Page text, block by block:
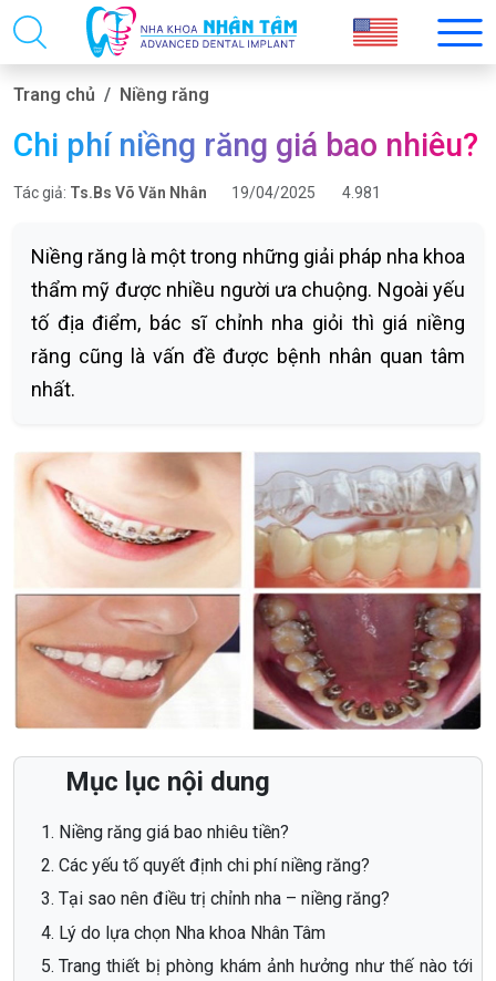
Trang chủ Niềng răng
Chi phí niềng răng giá bao nhiêu?
Tác giả: Ts.Bs Võ Văn Nhân 19/04/2025 4.981
Niềng răng là một trong những giải pháp nha khoa
thẩm mỹ được nhiều người ưa chuộng. Ngoài yếu
tố địa điểm, bác sĩ chỉnh nha giỏi thì giá niềng
răng cũng là vấn đề được bệnh nhân quan tâm
nhất.
Mục lục nội dung
Niềng răng giá bao nhiêu tiền?
Các yếu tố quyết định chi phí niềng răng?
Tại sao nên điều trị chỉnh nha – niềng răng?
Lý do lựa chọn Nha khoa Nhân Tâm
Trang thiết bị phòng khám ảnh hưởng như thế nào tới